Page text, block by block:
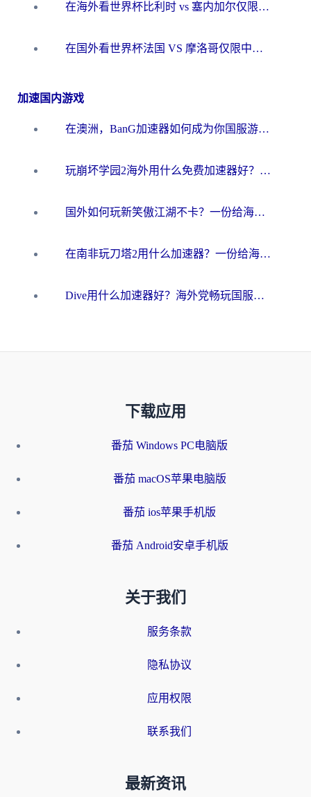
在海外看世界杯比利时 vs 塞内加尔仅限中国大陆？我找到了最流畅的中文解说之路
在国外看世界杯法国 VS 摩洛哥仅限中国大陆？海外党这样看中文解说赛事不卡顿
加速国内游戏
在澳洲，BanG加速器如何成为你国服游戏的“时光机”？
玩崩坏学园2海外用什么免费加速器好？2026海外党亲测国服游戏加速指南
国外如何玩新笑傲江湖不卡？一份给海外游子的终极网络指南
在南非玩刀塔2用什么加速器？一份给海外游子的终极生存指南
Dive用什么加速器好？海外党畅玩国服游戏的终极避坑指南
下载应用
番茄 Windows PC电脑版
番茄 macOS苹果电脑版
番茄 ios苹果手机版
番茄 Android安卓手机版
关于我们
服务条款
隐私协议
应用权限
联系我们
最新资讯